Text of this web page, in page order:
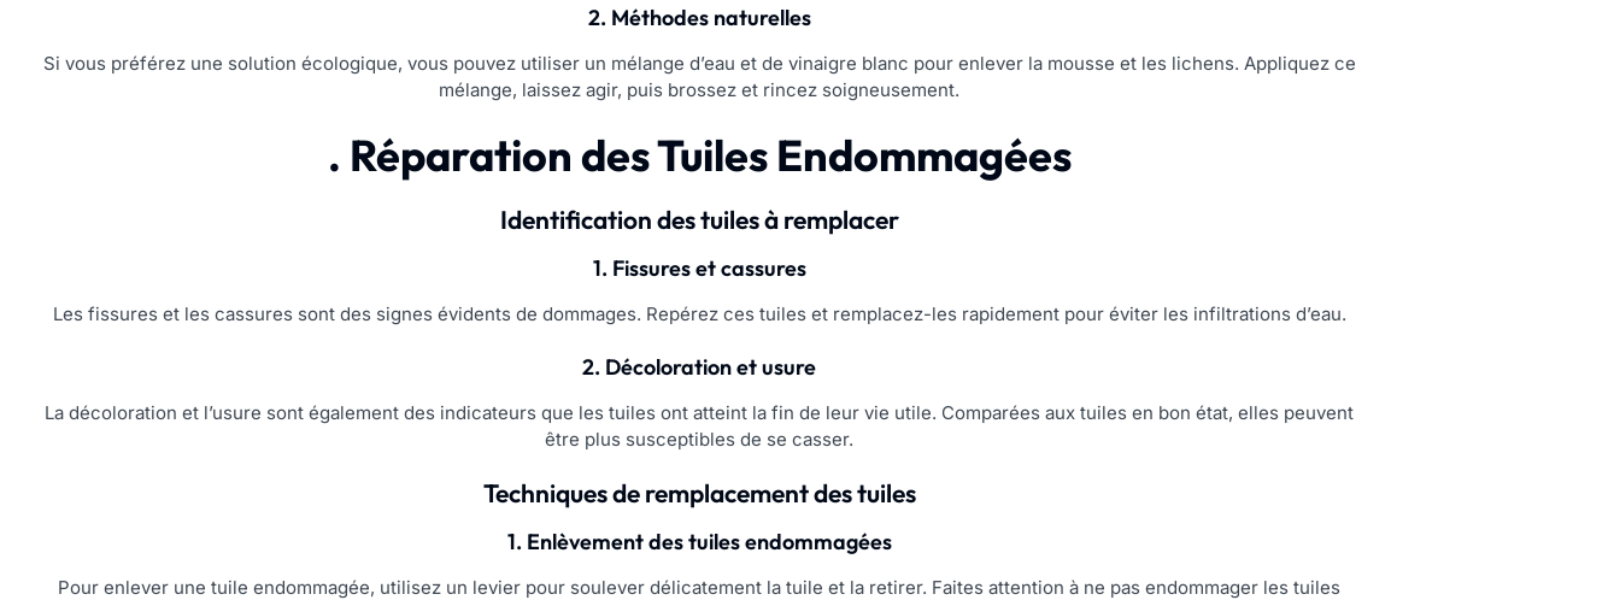
2. Méthodes naturelles
Si vous préférez une solution écologique, vous pouvez utiliser un mélange d’eau et de vinaigre blanc pour enlever la mousse et les lichens. Appliquez ce
mélange, laissez agir, puis brossez et rincez soigneusement.
. Réparation des Tuiles Endommagées
Identification des tuiles à remplacer
1. Fissures et cassures
Les fissures et les cassures sont des signes évidents de dommages. Repérez ces tuiles et remplacez-les rapidement pour éviter les infiltrations d’eau.
2. Décoloration et usure
La décoloration et l’usure sont également des indicateurs que les tuiles ont atteint la fin de leur vie utile. Comparées aux tuiles en bon état, elles peuvent
être plus susceptibles de se casser.
Techniques de remplacement des tuiles
1. Enlèvement des tuiles endommagées
Pour enlever une tuile endommagée, utilisez un levier pour soulever délicatement la tuile et la retirer. Faites attention à ne pas endommager les tuiles